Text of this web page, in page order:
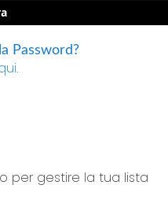
Password?
per gestire la tua lista